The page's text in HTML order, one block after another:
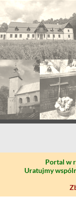
Portal w
Uratujmy